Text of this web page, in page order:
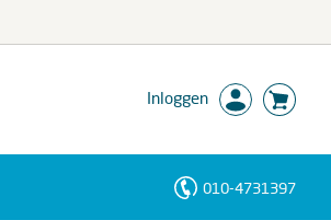
Inloggen
010-4731397